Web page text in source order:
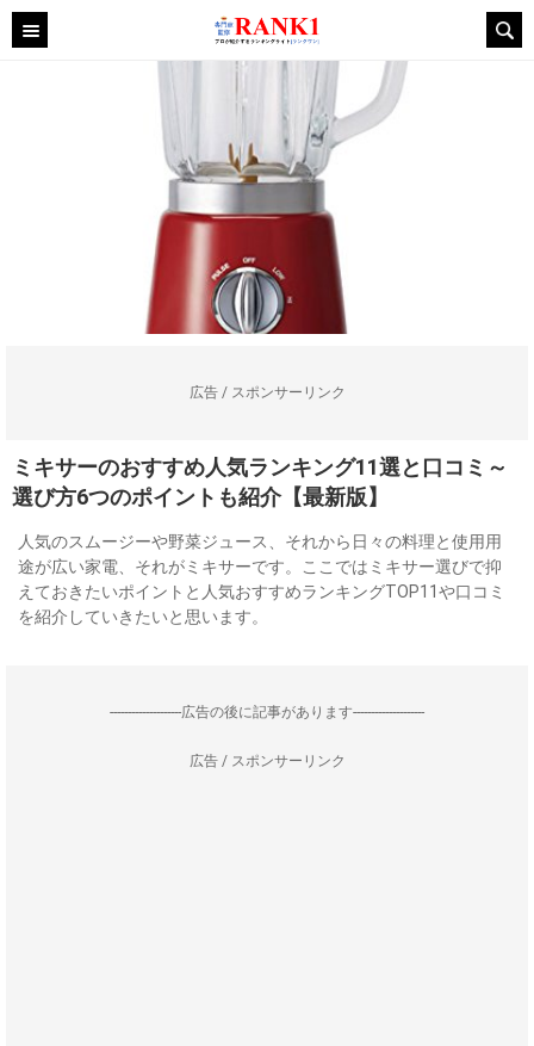
広告 / スポンサーリンク
ミキサーのおすすめ人気ランキング11選と口コミ～
選び方6つのポイントも紹介【最新版】
人気のスムージーや野菜ジュース、それから日々の料理と使用用
途が広い家電、それがミキサーです。ここではミキサー選びで抑
えておきたいポイントと人気おすすめランキングTOP11や口コミ
を紹介していきたいと思います。
--------------------広告の後に記事があります--------------------
広告 / スポンサーリンク